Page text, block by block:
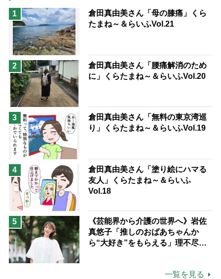
猫が母になつきません
息子の遠距離介護サバイバル術
兄がボケました
予防法
1
倉田真由美さん「母の膝痛」くら
たまね～＆らいふVol.21
2
倉田真由美さん「腰痛解消のため
に」くらたまね～＆らいふVol.20
3
倉田真由美さん「無料の東京湾巡
り」くらたまね～＆らいふVol.19
4
倉田真由美さん「塗り絵にハマる
友人」くらたまね～＆らいふ
Vol.18
5
《芸能界から介護の世界へ》岩佐
真悠子「推しのおばあちゃんか
ら“大好き”をもらえる」理不尽さ
一覧を見る